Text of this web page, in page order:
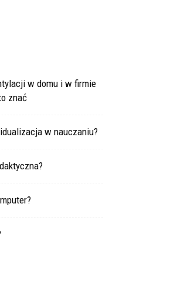
w domu i w firmie
znać
w nauczaniu?